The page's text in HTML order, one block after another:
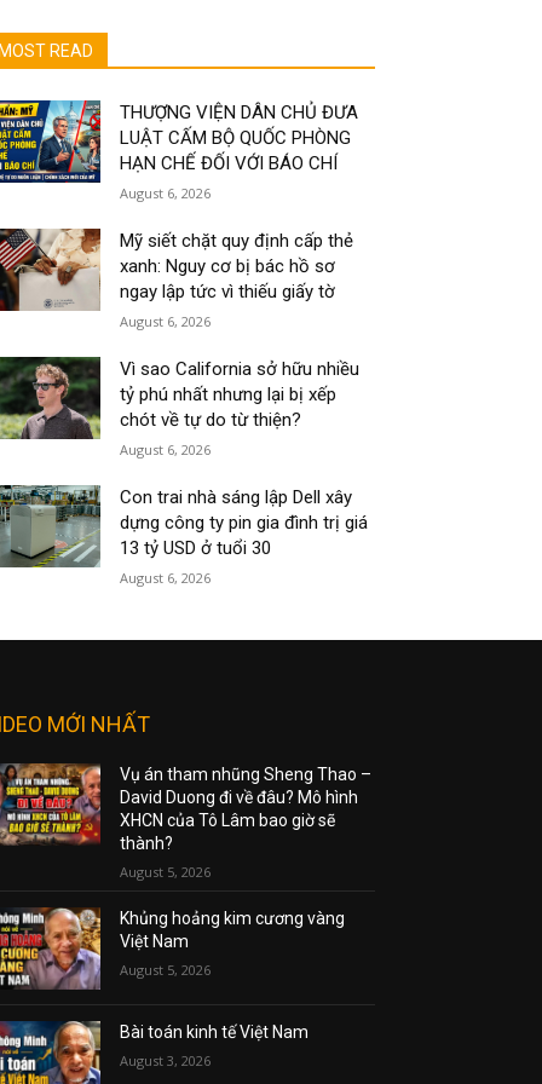
MOST READ
THƯỢNG VIỆN DÂN CHỦ ĐƯA
LUẬT CẤM BỘ QUỐC PHÒNG
HẠN CHẾ ĐỐI VỚI BÁO CHÍ
August 6, 2026
Mỹ siết chặt quy định cấp thẻ
xanh: Nguy cơ bị bác hồ sơ
ngay lập tức vì thiếu giấy tờ
August 6, 2026
Vì sao California sở hữu nhiều
tỷ phú nhất nhưng lại bị xếp
chót về tự do từ thiện?
August 6, 2026
Con trai nhà sáng lập Dell xây
dựng công ty pin gia đình trị giá
13 tỷ USD ở tuổi 30
August 6, 2026
MỚI NHẤT
Vụ án tham nhũng Sheng Thao –
David Duong đi về đâu? Mô hình
XHCN của Tô Lâm bao giờ sẽ
thành?
August 5, 2026
Khủng hoảng kim cương vàng
Việt Nam
August 5, 2026
Bài toán kinh tế Việt Nam
August 3, 2026